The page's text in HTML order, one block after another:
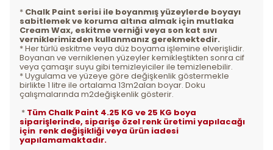
* Chalk Paint serisi ile boyanmış yüzeylerde boyayı
sabitlemek ve koruma altına almak için mutlaka
Cream Wax, eskitme verniği veya son kat sıvı
verniklerimizden kullanmanız gerekmektedir.
* Her türlü eskitme veya düz boyama işlemine elverişlidir.
Boyanan ve verniklenen yüzeyler kemikleştikten sonra cif
veya çamaşır suyu gibi temizleyiciler ile temizlenebilir.
* Uygulama ve yüzeye göre değişkenlik göstermekle
birlikte 1 litre ile ortalama 13m2alan boyar. Doku
çalışmalarında m2değişkenlik gösterir.
* Tüm Chalk Paint 4.25 KG ve 25 KG boya
siparişlerinde, siparişe özel renk üretimi yapılacağı
için renk değişikliği veya ürün iadesi
yapılamamaktadır.